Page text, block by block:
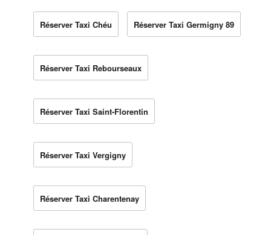
Réserver Taxi Chéu Réserver Taxi Germigny 89
Réserver Taxi Rebourseaux
Réserver Taxi Saint-Florentin
Réserver Taxi Vergigny
Réserver Taxi Charentenay